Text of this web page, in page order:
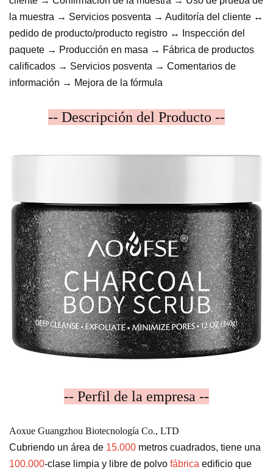
la muestra → Servicios posventa → Auditoría del cliente ↔
pedido de producto/producto registro ↔ Inspección del
paquete → Producción en masa → Fábrica de productos
calificados → Servicios posventa → Comentarios de
información → Mejora de la fórmula
-- Descripción del Producto --
-- Perfil de la empresa --
Aoxue Guangzhou Biotecnología Co., LTD
Cubriendo un área de 15.000 metros cuadrados, tiene una
100.000-clase limpia y libre de polvo fábrica edificio que